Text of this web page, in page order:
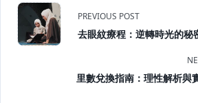
<span
class="nav-
subtitle
PREVIOUS POST
去眼紋療程：逆轉時光的秘
里數兌換指南：理性解析與